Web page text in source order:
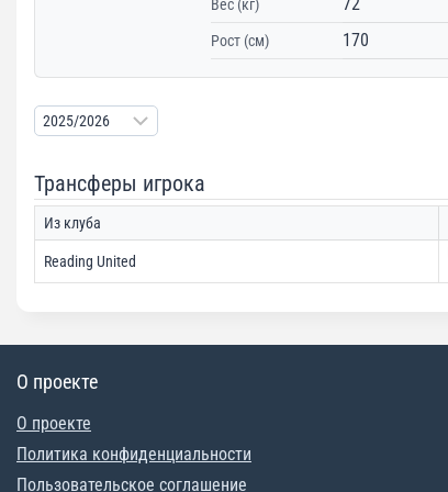
Вес (кг)
Рост (см) 170
Трансферы игрока
Из клуба
Reading United
О проекте
О проекте
Политика конфиденциальности
Пользовательское соглашение